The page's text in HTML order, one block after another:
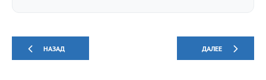
НАЗАД ДАЛЕЕ